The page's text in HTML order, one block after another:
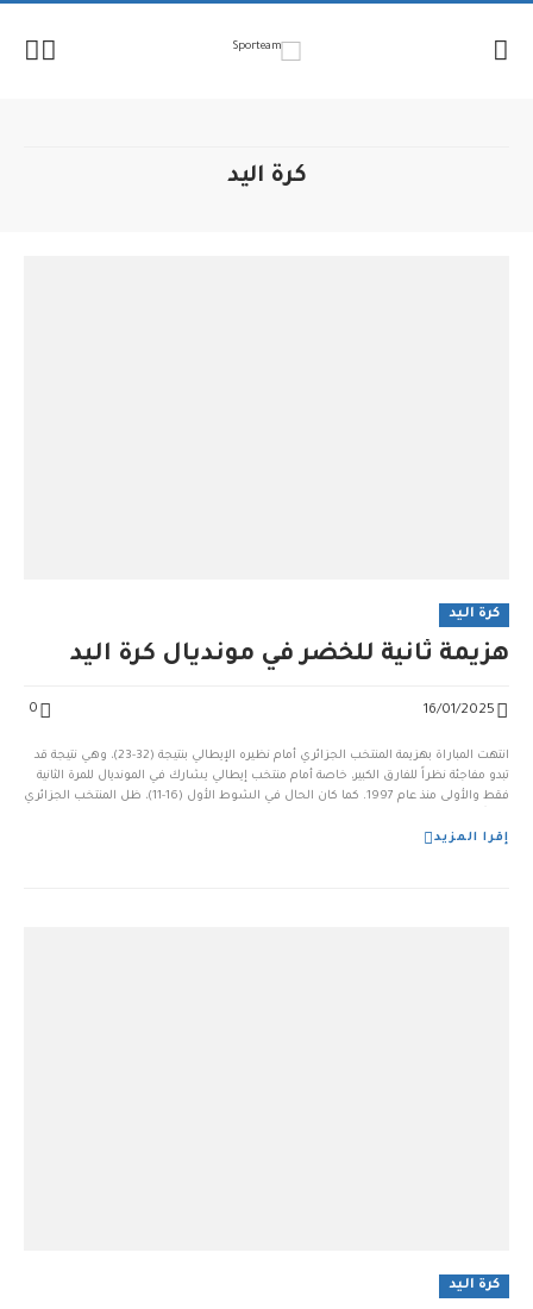
كرة اليد
كرة اليد
هزيمة ثانية للخضر في مونديال كرة اليد
16/01/2025
0
انتهت المباراة بهزيمة المنتخب الجزائري أمام نظيره الإيطالي بنتيجة (32-23)، وهي نتيجة قد
تبدو مفاجئة نظراً للفارق الكبير، خاصة أمام منتخب إيطالي يشارك في المونديال للمرة الثانية
فقط والأولى منذ عام 1997. كما كان الحال في الشوط الأول (16-11)، ظل المنتخب الجزائري
إقرا المزيد
كرة اليد